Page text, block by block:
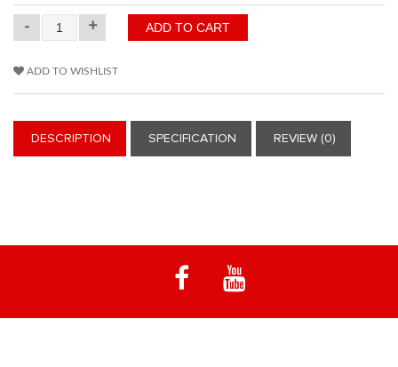
- +
ADD TO WISHLIST
DESCRIPTION SPECIFICATION REVIEW (0)